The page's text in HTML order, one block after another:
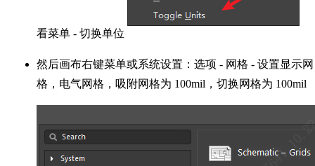
看菜单 - 切换单位
然后画布右键菜单或系统设置：选项 - 网格 - 设置显示网
格，电气网格，吸附网格为 100mil，切换网格为 100mil